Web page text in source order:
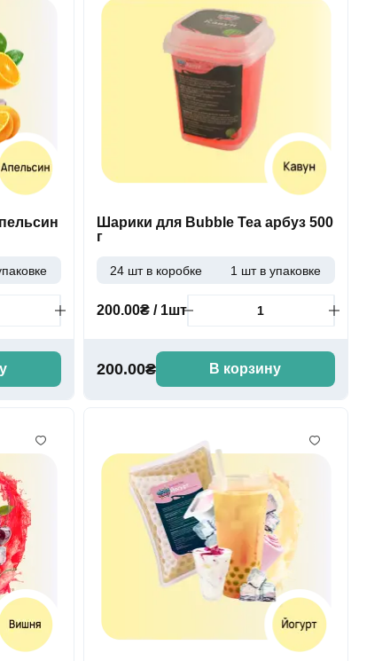
Шарики для Bubble Tea арбуз 500
г
24 шт в коробке 1 шт в упаковке
200.00₴ / 1шт
200.00₴ В корзину